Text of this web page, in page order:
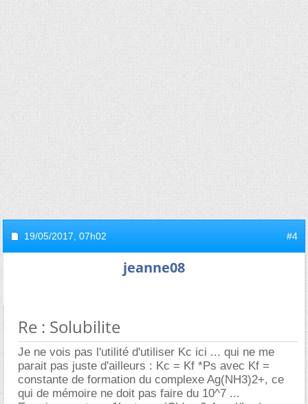
19/05/2017, 07h02 #4
jeanne08
Re : Solubilite
Je ne vois pas l'utilité d'utiliser Kc ici ... qui ne me
parait pas juste d'ailleurs : Kc = Kf *Ps avec Kf =
constante de formation du complexe Ag(NH3)2+, ce
qui de mémoire ne doit pas faire du 10^7 ...